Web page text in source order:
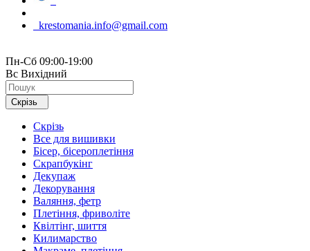
krestomania.info@gmail.com
Пн-Сб 09:00-19:00
Вс Вихідний
Скрізь
Скрізь
Все для вишивки
Бісер, бісероплетіння
Скрапбукінг
Декупаж
Декорування
Валяння, фетр
Плетіння, фриволіте
Квілтінг, шиття
Килимарство